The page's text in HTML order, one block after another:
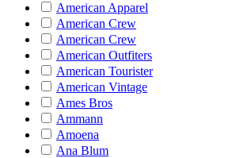
American Apparel
American Crew
American Crew
American Outfiters
American Tourister
American Vintage
Ames Bros
Ammann
Amoena
Ana Blum